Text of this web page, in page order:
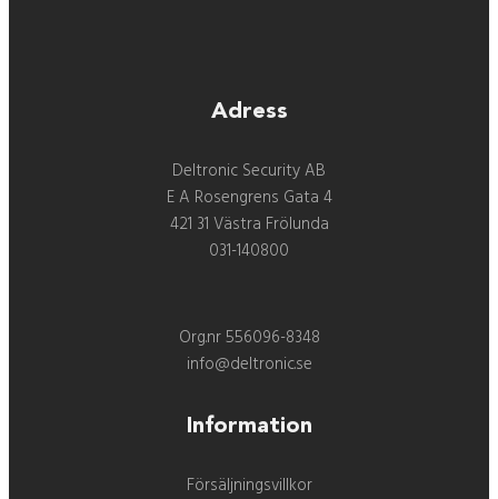
Adress
Deltronic Security AB
E A Rosengrens Gata 4
421 31 Västra Frölunda
031-140800
Org.nr 556096-8348
info@deltronic.se
Information
Försäljningsvillkor